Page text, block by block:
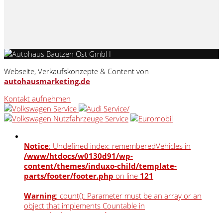
Webseite, Verkaufskonzepte & Content von
autohausmarketing.de
Kontakt aufnehmen
Notice: Undefined index: rememberedVehicles in
/www/htdocs/w0130d91/wp-
content/themes/induxo-child/template-
parts/footer/footer.php on line 121
Warning: count(): Parameter must be an array or an
object that implements Countable in